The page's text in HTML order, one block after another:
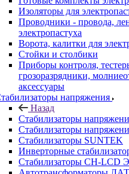
Изоляторы для
Проводники - провода,
электропастуха
Ворота, калитки для
Стойки и столбики
Приборы контроля,
грозоразрядники,
аксессуары
напряжения
Назад
Стабилизаторы
Стабилизаторы
Стабилизаторы SUNTEK
Инверторные
Стабилизаторы СН-LCD